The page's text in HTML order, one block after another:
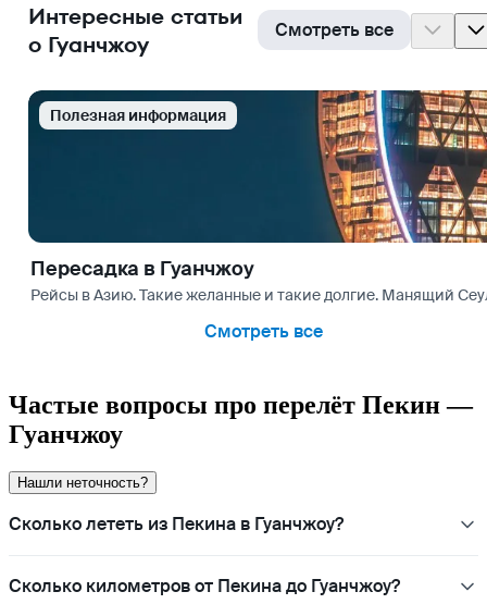
Интересные статьи
о Гуанчжоу
Смотреть все
Полезная информация
Пересадка в Гуанчжоу
Рейсы в Азию. Такие желанные и такие долгие. Манящий
Смотреть все
Частые вопросы про перелёт Пекин —
Гуанчжоу
Нашли неточность?
Сколько лететь из Пекина в Гуанчжоу?
Сколько километров от Пекина до Гуанчжоу?